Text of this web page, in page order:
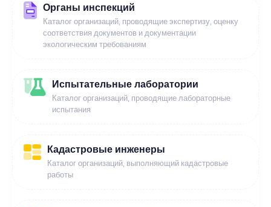
Органы инспекций
Каталог организаций, проводящие экспертизу, оценку
соответствия документов и документации
экологическим требованиям
Испытательные лаборатории
Каталог организаций, проводящие лабораторные
испытания
Кадастровые инженеры
Каталог организаций, выполняющий кадастровые
работы